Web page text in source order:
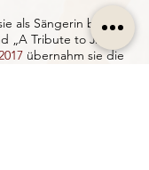
als Sängerin bei „A
„A Tribute to JANIS
übernahm sie die